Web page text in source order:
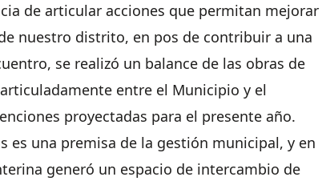
de articular acciones que permitan mejorar
nuestro distrito, en pos de contribuir a una
se realizó un balance de las obras de
entre el Municipio y el
proyectadas para el presente año.
es una premisa de la gestión municipal, y en
generó un espacio de intercambio de